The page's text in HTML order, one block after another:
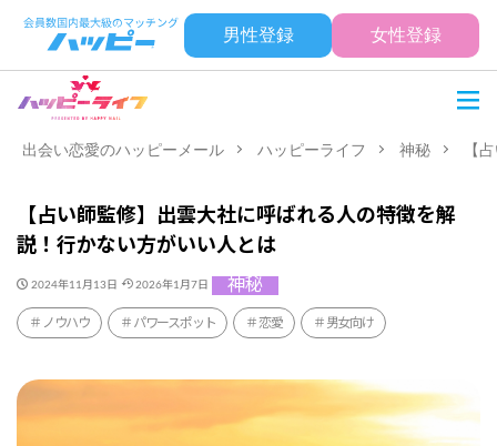
男性登録 女性登録
出会い恋愛のハッピーメール ハッピーライフ 神秘 【
【占い師監修】出雲大社に呼ばれる人の特徴を解
説！行かない方がいい人とは
2024年11月13日 2026年1月7日 神秘
ノウハウ パワースポット 恋愛 男女向け